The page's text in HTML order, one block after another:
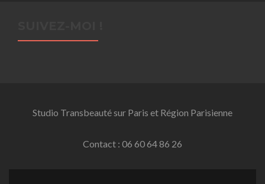
Studio Transbeauté sur Paris et Région Parisienne
Contact : 06 60 64 86 26